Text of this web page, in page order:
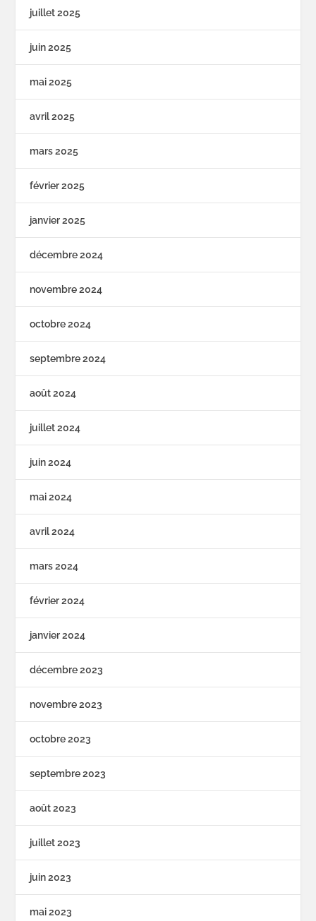
juillet 2025
juin 2025
mai 2025
avril 2025
mars 2025
février 2025
janvier 2025
décembre 2024
novembre 2024
octobre 2024
septembre 2024
août 2024
juillet 2024
juin 2024
mai 2024
avril 2024
mars 2024
février 2024
janvier 2024
décembre 2023
novembre 2023
octobre 2023
septembre 2023
août 2023
juillet 2023
juin 2023
mai 2023